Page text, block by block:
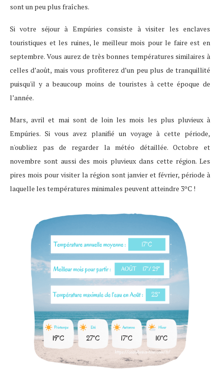
sont un peu plus fraîches.
Si votre séjour à Empúries consiste à visiter les enclaves
touristiques et les ruines, le meilleur mois pour le faire est en
septembre. Vous aurez de très bonnes températures similaires à
celles d’août, mais vous profiterez d’un peu plus de tranquillité
puisqu'il y a beaucoup moins de touristes à cette époque de
l’année.
Mars, avril et mai sont de loin les mois les plus pluvieux à
Empúries. Si vous avez planifié un voyage à cette période,
n'oubliez pas de regarder la météo détaillée. Octobre et
novembre sont aussi des mois pluvieux dans cette région. Les
pires mois pour visiter la région sont janvier et février, période à
laquelle les températures minimales peuvent atteindre 3ºC !